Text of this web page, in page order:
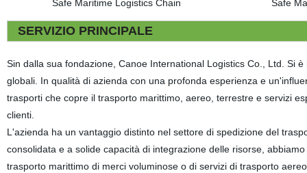
SERVIZIO PRINCIPALE
Sin dalla sua fondazione, Canoe International Logistics Co., Ltd. Si
globali. In qualità di azienda con una profonda esperienza e
trasporti che copre il trasporto marittimo, aereo, terrestre e servizi
clienti.
L'azienda ha un vantaggio distinto nel settore di spedizione del
consolidata e a solide capacità di integrazione delle risorse,
trasporto marittimo di merci voluminose o di servizi di trasporto